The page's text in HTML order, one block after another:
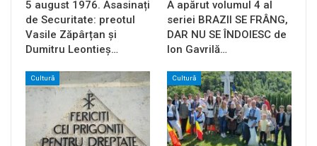
5 august 1976. Asasinați
de Securitate: preotul
Vasile Zăpârțan și
Dumitru Leontieș…
A apărut volumul 4 al
seriei BRAZII SE FRÂNG,
DAR NU SE ÎNDOIESC de
Ion Gavrilă…
Cultură Cultură